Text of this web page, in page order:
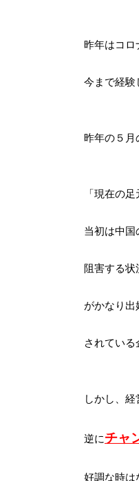
昨年はコロ
今まで経験
昨年の５月
「現在の
当初は中
阻害する状
がかなり
されてい
しかし、
逆にチャ
好調な時は